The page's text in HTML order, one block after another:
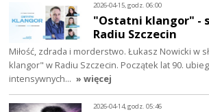
2026-04-15, godz. 06:00
"Ostatni klangor" -
Radiu Szczecin
Miłość, zdrada i morderstwo. Łukasz Nowicki w
klangor" w Radiu Szczecin. Początek lat 90.
intensywnych… » więcej
2026-04-14, godz. 05:46